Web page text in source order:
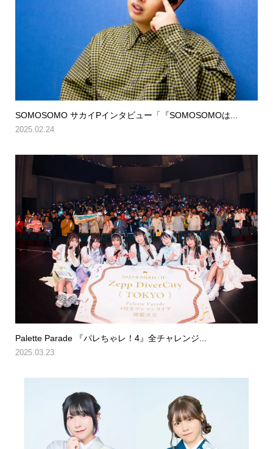
SOMOSOMO サカイPインタビュー「『SOMOSOMOは...
2025.02.24
Palette Parade 『パレちゃレ！4』全チャレンジ...
2025.03.23